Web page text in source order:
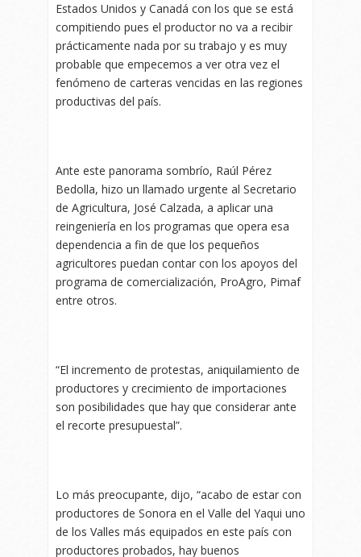
Estados Unidos y Canadá con los que se está
compitiendo pues el productor no va a recibir
prácticamente nada por su trabajo y es muy
probable que empecemos a ver otra vez el
fenómeno de carteras vencidas en las regiones
productivas del país.
Ante este panorama sombrío, Raúl Pérez
Bedolla, hizo un llamado urgente al Secretario
de Agricultura, José Calzada, a aplicar una
reingeniería en los programas que opera esa
dependencia a fin de que los pequeños
agricultores puedan contar con los apoyos del
programa de comercialización, ProAgro, Pimaf
entre otros.
“El incremento de protestas, aniquilamiento de
productores y crecimiento de importaciones
son posibilidades que hay que considerar ante
el recorte presupuestal”.
Lo más preocupante, dijo, “acabo de estar con
productores de Sonora en el Valle del Yaqui uno
de los Valles más equipados en este país con
productores probados, hay buenos